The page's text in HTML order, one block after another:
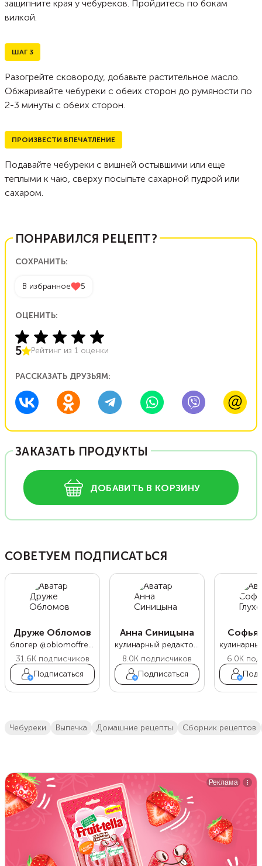
защипните края у чебуреков. Пройдитесь по бокам
вилкой.
ШАГ 3
Разогрейте сковороду, добавьте растительное масло.
Обжаривайте чебуреки с обеих сторон до румяности по
2-3 минуты с обеих сторон.
ПРОИЗВЕСТИ ВПЕЧАТЛЕНИЕ
Подавайте чебуреки с вишней остывшими или еще
теплыми к чаю, сверху посыпьте сахарной пудрой или
сахаром.
ПОНРАВИЛСЯ РЕЦЕПТ?
СОХРАНИТЬ:
В избранное 5
ОЦЕНИТЬ:
5 Рейтинг из 1 оценки
РАССКАЗАТЬ ДРУЗЬЯМ:
ЗАКАЗАТЬ ПРОДУКТЫ
ДОБАВИТЬ В КОРЗИНУ
СОВЕТУЕМ ПОДПИСАТЬСЯ
Друже Обломов
блогер @oblomoffrecipe
31.6Kподписчиков
Подписаться
Анна Синицына
кулинарный редактор Food.ru
8.0K подписчиков
Подписаться
Софья
6.0K
чебуреки выпечка домашние рецепты сборник рецептов